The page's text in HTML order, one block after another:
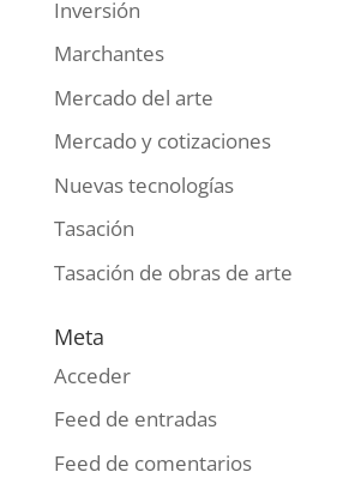
Inversión
Marchantes
Mercado del arte
Mercado y cotizaciones
Nuevas tecnologías
Tasación
Tasación de obras de arte
Meta
Acceder
Feed de entradas
Feed de comentarios